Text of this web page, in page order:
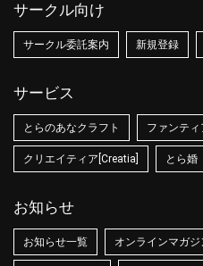
サークル向け
サークル委託案内 新規登録
サービス
とらのあなクラフト ファンティ
クリエイティア[Creatia] とら婚
お知らせ
お知らせ一覧 オンラインマガジ